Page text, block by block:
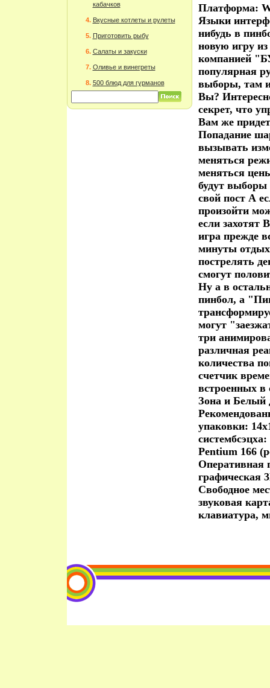
кабачков
Вкусные котлеты и рулеты
Приготовить рыбу
Салаты и закуски
Оливье и винегреты
500 блюд для гурманов
Платформа:
Языки
нибудь в
новую игру
компанией
популярная
выборы, там и
Вы?
секрет, что
Вам же
Попадание
вызывать
меняться
меняться
будут выборы
свой пост А
произойти
если захотят
игра прежде
минуты
пострелять
смогут
Ну а в
пинбол, а
могут
три
различная
количества
счетчик
встроенных
Зона и Белый
упаковки:
Pentium 166
Оперативная
графическая
Свободное
звуковая
клавиатура,